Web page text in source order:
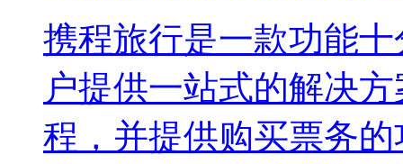
携程旅行是一款功能
户提供一站式的解决
程，并提供购买票务